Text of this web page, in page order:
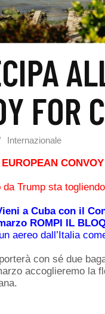
FOR
Internazionale
EUROPEAN
da Trump sta
a Cuba con il
ROMPI IL
aereo dall’Italia
con sé due
accoglieremo la